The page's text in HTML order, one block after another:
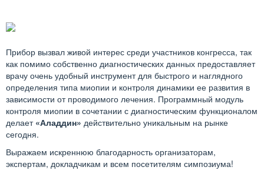
Прибор вызвал живой интерес среди участников конгресса, так
как помимо собственно диагностических данных предоставляет
врачу очень удобный инструмент для быстрого и наглядного
определения типа миопии и контроля динамики ее развития в
зависимости от проводимого лечения. Программный модуль
контроля миопии в сочетании с диагностическим функционалом
делает «Аладдин» действительно уникальным на рынке
сегодня.
Выражаем искреннюю благодарность организаторам,
экспертам, докладчикам и всем посетителям симпозиума!